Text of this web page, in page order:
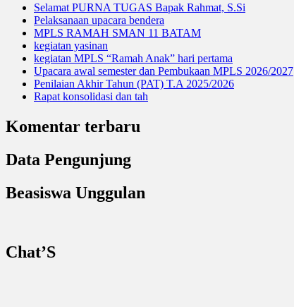
Selamat PURNA TUGAS Bapak Rahmat, S.Si
Pelaksanaan upacara bendera
MPLS RAMAH SMAN 11 BATAM
kegiatan yasinan
kegiatan MPLS “Ramah Anak” hari pertama
Upacara awal semester dan Pembukaan MPLS 2026/2027
Penilaian Akhir Tahun (PAT) T.A 2025/2026
Rapat konsolidasi dan tah
Komentar terbaru
Data Pengunjung
Beasiswa Unggulan
Chat’S